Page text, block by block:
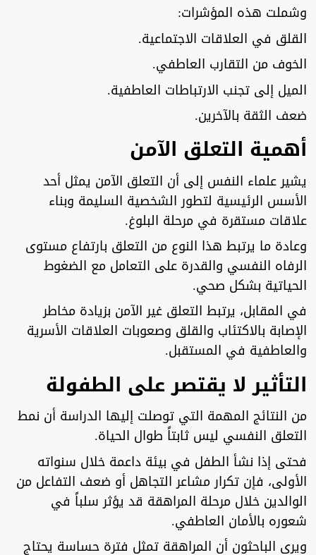
وشملت هذه المؤشرات:
القلق في العلاقات الاجتماعية.
الخوف من التقارب العاطفي.
الميل إلى تجنب الارتباطات العاطفية.
ضعف الثقة بالآخرين.
أهمية التعلق الآمن
يشير علماء النفس إلى أن التعلق الآمن يمثل أحد
الأسس الرئيسية لتطور الشخصية السليمة وبناء
علاقات مستقرة في مرحلة البلوغ.
وعادة ما يرتبط هذا النوع من التعلق بارتفاع مستوى
الرفاه النفسي والقدرة على التعامل مع الضغوط
الحياتية بشكل صحي.
في المقابل، يرتبط التعلق غير الآمن بزيادة مخاطر
الإصابة بالاكتئاب والقلق وصعوبات العلاقات الأسرية
والعاطفية في المستقبل.
التأثير لا يقتصر على الطفولة
من النتائج المهمة التي توصلت إليها الدراسة أن نمط
التعلق النفسي ليس ثابتاً طوال الحياة.
فحتى إذا نشأ الطفل في بيئة داعمة خلال سنواته
الأولى، فإن تكرار مشاعر التجاهل أو ضعف التفاعل من
الوالدين خلال مرحلة المراهقة قد يؤثر سلباً في
شعوره بالأمان العاطفي.
ويرى الباحثون أن المراهقة تمثل فترة حساسة يحتاج